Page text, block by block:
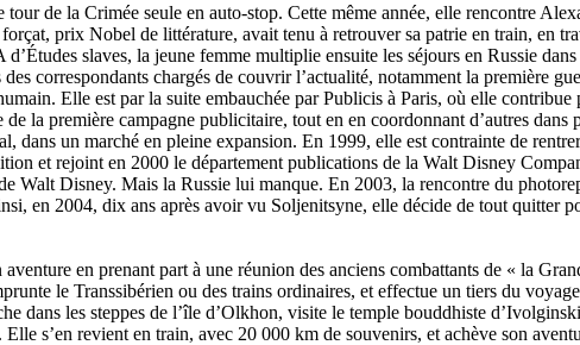
de la Crimée seule en auto-stop. Cette même année, elle rencontre
prix Nobel de littérature, avait tenu à retrouver sa patrie en train, en
slaves, la jeune femme multiplie ensuite les séjours en Russie
correspondants chargés de couvrir l’actualité, notamment la première
Elle est par la suite embauchée par Publicis à Paris, où elle
la première campagne publicitaire, tout en en coordonnant d’autres
dans un marché en pleine expansion. En 1999, elle est contrainte de
et rejoint en 2000 le département publications de la Walt Disney
Walt Disney. Mais la Russie lui manque. En 2003, la rencontre du
en 2004, dix ans après avoir vu Soljenitsyne, elle décide de tout quitter
en prenant part à une réunion des anciens combattants de « la
le Transsibérien ou des trains ordinaires, et effectue un tiers du
dans les steppes de l’île d’Olkhon, visite le temple bouddhiste
s’en revient en train, avec 20 000 km de souvenirs, et achève son